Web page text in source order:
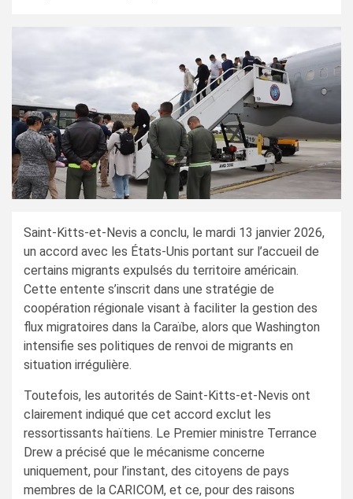
Saint-Kitts-et-Nevis a conclu, le mardi 13 janvier 2026,
un accord avec les États-Unis portant sur l’accueil de
certains migrants expulsés du territoire américain.
Cette entente s’inscrit dans une stratégie de
coopération régionale visant à faciliter la gestion des
flux migratoires dans la Caraïbe, alors que Washington
intensifie ses politiques de renvoi de migrants en
situation irrégulière.
Toutefois, les autorités de Saint-Kitts-et-Nevis ont
clairement indiqué que cet accord exclut les
ressortissants haïtiens. Le Premier ministre Terrance
Drew a précisé que le mécanisme concerne
uniquement, pour l’instant, des citoyens de pays
membres de la CARICOM, et ce, pour des raisons